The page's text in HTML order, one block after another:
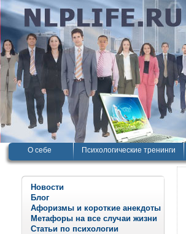
О себе Психологические тренинги
Новости
Блог
Афоризмы и короткие анекдоты
Метафоры на все случаи жизни
Статьи по психологии